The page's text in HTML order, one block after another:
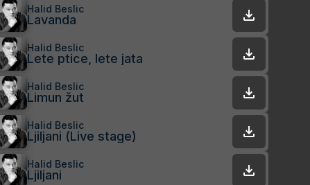
Halid Beslic
Lavanda
Halid Beslic
Lete ptice, lete jata
Halid Beslic
Limun žut
Halid Beslic
Ljiljani (Live stage)
Halid Beslic
Ljiljani